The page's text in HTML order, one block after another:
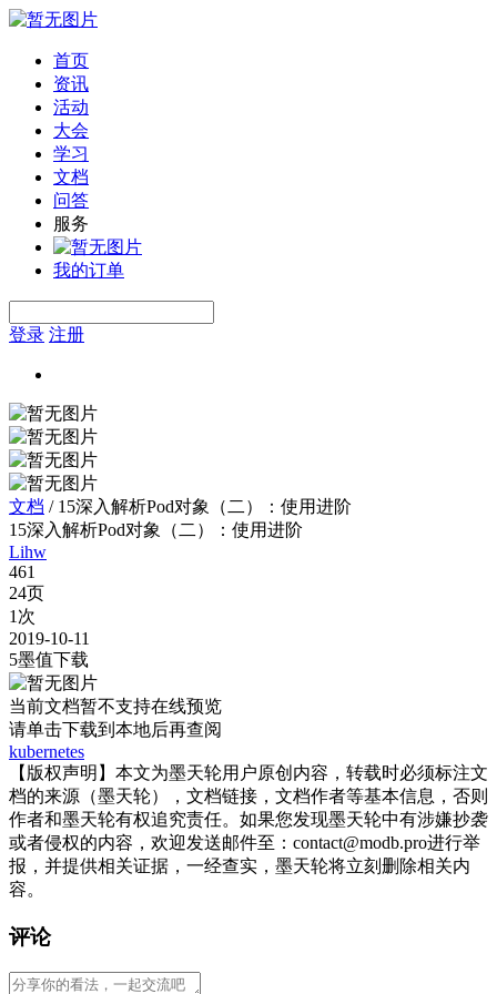
首页
资讯
活动
大会
学习
文档
问答
服务
我的订单
登录 注册
文档 / 15深入解析Pod对象（二）：使用进阶
15深入解析Pod对象（二）：使用进阶
Lihw
461
24页
1次
2019-10-11
5墨值下载
当前文档暂不支持在线预览
请单击下载到本地后再查阅
kubernetes
【版权声明】本文为墨天轮用户原创内容，转载时必须标注文
档的来源（墨天轮），文档链接，文档作者等基本信息，否则
作者和墨天轮有权追究责任。如果您发现墨天轮中有涉嫌抄袭
或者侵权的内容，欢迎发送邮件至：contact@modb.pro进行举
报，并提供相关证据，一经查实，墨天轮将立刻删除相关内
容。
评论